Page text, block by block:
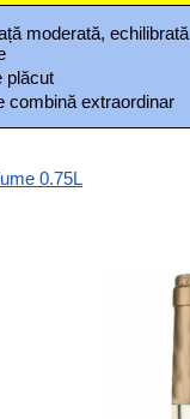
moderată, echilibrată
plăcut
combină extraordinar
0.75L